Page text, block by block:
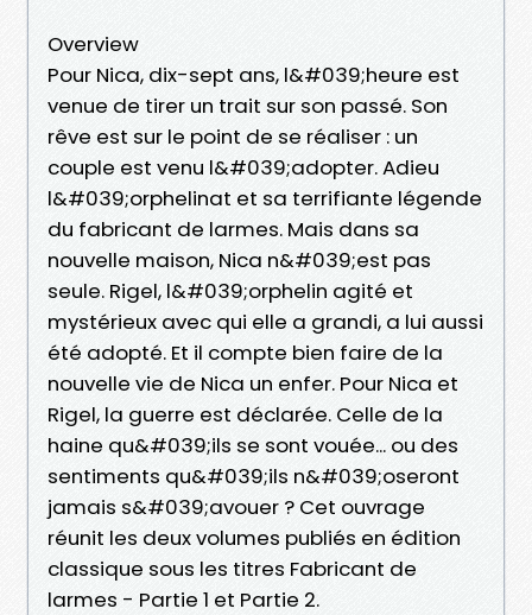
Overview
Pour Nica, dix-sept ans, l&#039;heure est
venue de tirer un trait sur son passé. Son
rêve est sur le point de se réaliser : un
couple est venu l&#039;adopter. Adieu
l&#039;orphelinat et sa terrifiante légende
du fabricant de larmes. Mais dans sa
nouvelle maison, Nica n&#039;est pas
seule. Rigel, l&#039;orphelin agité et
mystérieux avec qui elle a grandi, a lui aussi
été adopté. Et il compte bien faire de la
nouvelle vie de Nica un enfer. Pour Nica et
Rigel, la guerre est déclarée. Celle de la
haine qu&#039;ils se sont vouée... ou des
sentiments qu&#039;ils n&#039;oseront
jamais s&#039;avouer ? Cet ouvrage
réunit les deux volumes publiés en édition
classique sous les titres Fabricant de
larmes - Partie 1 et Partie 2.